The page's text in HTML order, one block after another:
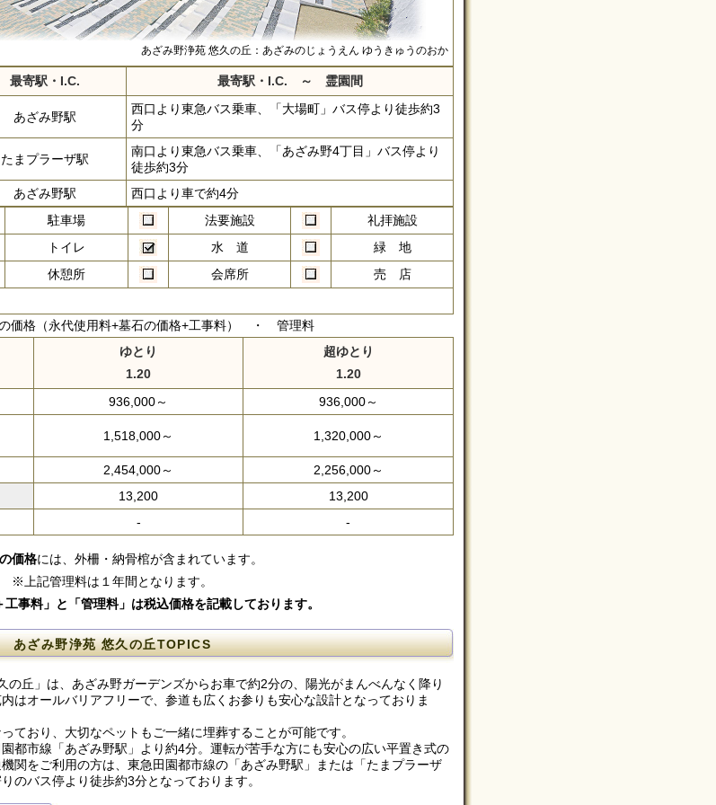
あざみ野浄苑 悠久の丘：あざみのじょうえん ゆうきゅうのおか
最寄駅・I.C. 最寄駅・I.C. ～ 霊園間
あざみ野駅
西口より東急バス乗車、「大場町」バス停より徒歩約3
分
たまプラーザ駅
南口より東急バス乗車、「あざみ野4丁目」バス停より
徒歩約3分
あざみ野駅 西口より車で約4分
駐車場 法要施設
礼拝施設
トイレ 水 道
緑 地
休憩所 会席所
売 店
価格（永代使用料+墓石の価格+工事料） ・ 管理料
ゆとり
1.20
超ゆとり
1.20
936,000～
936,000～
1,518,000～ 1,320,000～
2,454,000～
2,256,000～
13,200
13,200
- -
価格には、外柵・納骨棺が含まれています。
※上記管理料は１年間となります。
工事料」と「管理料」は税込価格を記載しております。
あざみ野浄苑 悠久の丘TOPICS
の丘」は、あざみ野ガーデンズからお車で約2分の、陽光がまんべんなく降り
はオールバリアフリーで、参道も広くお参りも安心な設計となっておりま
ており、大切なペットもご一緒に埋葬することが可能です。
都市線「あざみ野駅」より約4分。運転が苦手な方にも安心の広い平置き式の
関をご利用の方は、東急田園都市線の「あざみ野駅」または「たまプラーザ
のバス停より徒歩約3分となっております。